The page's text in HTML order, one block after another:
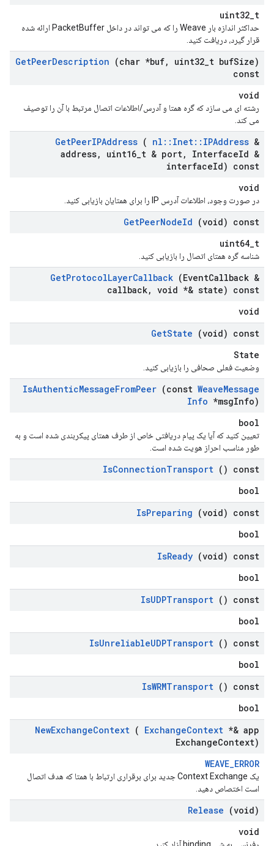
uint32_t
حداکثر اندازه بار Weave را که می تواند در داخل PacketBuffer ارائه شده
قرار گیرد، دریافت کنید.
GetPeerDescription (char *buf, uint32 t bufSize)
const
void
رشته ای می سازد که گره همتا و آدرس/اطلاعات اتصال مرتبط با آن را توصیف
می کند.
GetPeerIPAddress ( nl :: Inet:: IPAddress &
address, uint16 t & port, InterfaceId &
interfaceId) const
void
در صورت وجود، اطلاعات آدرس IP را برای همتایان بازیابی کنید.
GetPeerNodeId (void) const
uint64_t
شناسه گره همتای اتصال را بازیابی کنید.
GetProtocolLayerCallback (EventCallback &
callback, void *& state) const
void
GetState (void) const
State
وضعیت فعلی صحافی را بازیابی کنید.
IsAuthenticMessageFromPeer (const WeaveMessage
Info *msgInfo)
bool
تعیین کنید که آیا یک پیام دریافتی خاص از طرف همتای پیکربندی شده است و به
طور مناسب احراز هویت شده است.
IsConnectionTransport () const
bool
IsPreparing (void) const
bool
IsReady (void) const
bool
IsUDPTransport () const
bool
IsUnreliableUDPTransport () const
bool
IsWRMTransport () const
bool
NewExchangeContext ( ExchangeContext *& app
ExchangeContext)
WEAVE_ERROR
یک Context Exchange جدید برای برقراری ارتباط با همتا که هدف اتصال
است اختصاص دهید.
Release (void)
void